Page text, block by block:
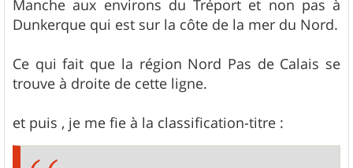
Manche aux environs du Tréport et non pas à
Dunkerque qui est sur la côte de la mer du Nord.
Ce qui fait que la région Nord Pas de Calais se
trouve à droite de cette ligne.
et puis , je me fie à la classification-titre :